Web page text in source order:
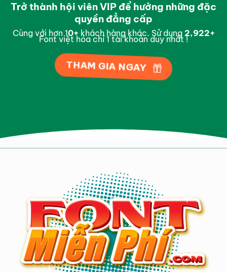
Trở thành hội viên VIP để hưởng những đặc
quyền đẳng cấp
Cùng với hơn 10+ khách hàng khác. Sử dụng 2,996+
Font việt hóa chỉ 1 tài khoản duy nhất !
THAM GIA NGAY